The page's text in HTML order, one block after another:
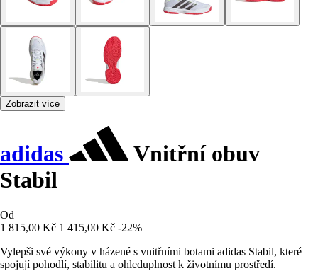
Zobrazit více
adidas
Vnitřní obuv
Stabil
Od
1 815,00 Kč 1 415,00 Kč -22%
Vylepši své výkony v házené s vnitřními botami adidas Stabil, které
spojují pohodlí, stabilitu a ohleduplnost k životnímu prostředí.